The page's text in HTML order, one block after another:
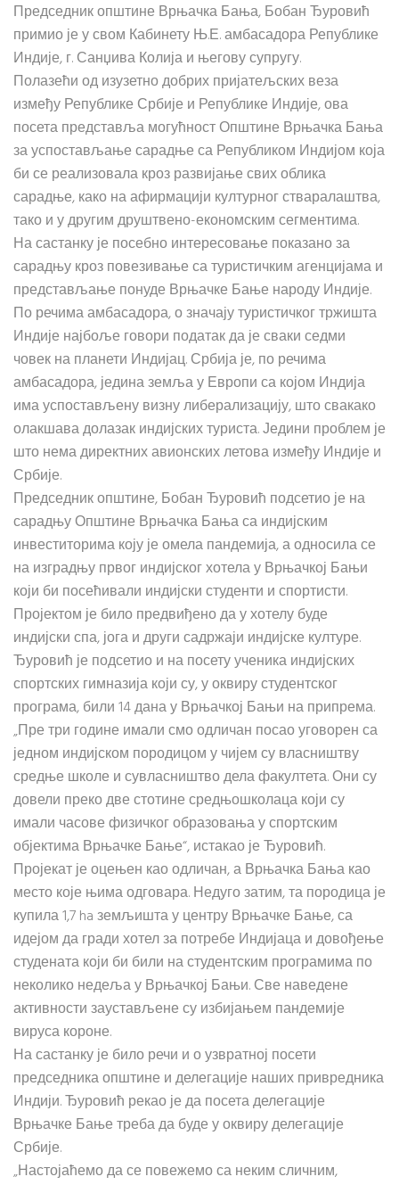
Председник општине Врњачка Бања, Бобан Ђуровић
примио је у свом Кабинету Њ.Е. амбасадора Републике
Индије, г. Санџива Колија и његову супругу.
Полазећи од изузетно добрих пријатељских веза
између Републике Србије и Републике Индије, ова
посета представља могућност Општине Врњачка Бања
за успостављање сарадње са Републиком Индијом која
би се реализовала кроз развијање свих облика
сарадње, како на афирмацији културног стваралаштва,
тако и у другим друштвено-економским сегментима.
На састанку је посебно интересовање показано за
сарадњу кроз повезивање са туристичким агенцијама и
представљање понуде Врњачке Бање народу Индије.
По речима амбасадора, о значају туристичког тржишта
Индије најбоље говори податак да је сваки седми
човек на планети Индијац. Србија је, по речима
амбасадора, једина земља у Европи са којом Индија
има успостављену визну либерализацију, што свакако
олакшава долазак индијских туриста. Једини проблем је
што нема директних авионских летова између Индије и
Србије.
Председник општине, Бобан Ђуровић подсетио је на
сарадњу Општине Врњачка Бања са индијским
инвеститорима коју је омела пандемија, а односила се
на изградњу првог индијског хотела у Врњачкој Бањи
који би посећивали индијски студенти и спортисти.
Пројектом је било предвиђено да у хотелу буде
индијски спа, јога и други садржаји индијске културе.
Ђуровић је подсетио и на посету ученика индијских
спортских гимназија који су, у оквиру студентског
програма, били 14 дана у Врњачкој Бањи на припрема.
„Пре три године имали смо одличан посао уговорен са
једном индијском породицом у чијем су власништву
средње школе и сувласништво дела факултета. Они су
довели преко две стотине средњошколаца који су
имали часове физичког образовања у спортским
објектима Врњачке Бање“, истакао је Ђуровић.
Пројекат је оцењен као одличан, а Врњачка Бања као
место које њима одговара. Недуго затим, та породица је
купила 1,7 ha земљишта у центру Врњачке Бање, са
идејом да гради хотел за потребе Индијаца и довођење
студената који би били на студентским програмима по
неколико недеља у Врњачкој Бањи. Све наведене
активности заустављене су избијањем пандемије
вируса короне.
На састанку је било речи и о узвратној посети
председника општине и делегације наших привредника
Индији. Ђуровић рекао је да посета делегације
Врњачке Бање треба да буде у оквиру делегације
Србије.
„Настојаћемо да се повежемо са неким сличним,